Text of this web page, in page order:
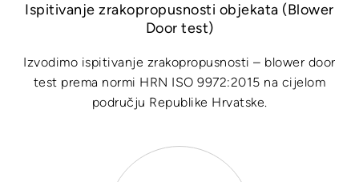
Ispitivanje zrakopropusnosti objekata (Blower
Door test)
Izvodimo ispitivanje zrakopropusnosti – blower door
test prema normi HRN ISO 9972:2015 na cijelom
području Republike Hrvatske.